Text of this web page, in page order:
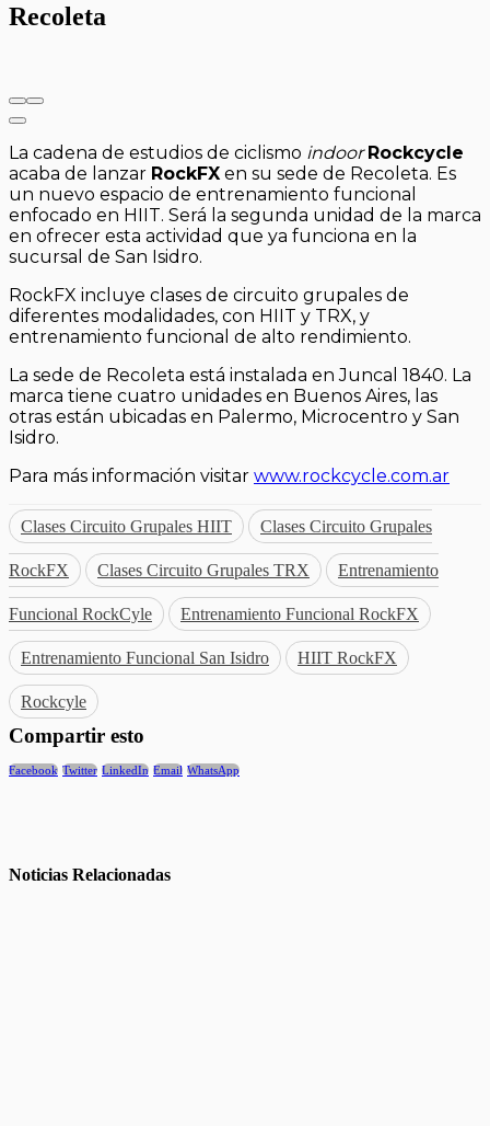
Recoleta
La cadena de estudios de ciclismo indoor Rockcycle
acaba de lanzar RockFX en su sede de Recoleta. Es
un nuevo espacio de entrenamiento funcional
enfocado en HIIT. Será la segunda unidad de la marca
en ofrecer esta actividad que ya funciona en la
sucursal de San Isidro.
RockFX incluye clases de circuito grupales de
diferentes modalidades, con HIIT y TRX, y
entrenamiento funcional de alto rendimiento.
La sede de Recoleta está instalada en Juncal 1840. La
marca tiene cuatro unidades en Buenos Aires, las
otras están ubicadas en Palermo, Microcentro y San
Isidro.
Para más información visitar www.rockcycle.com.ar
Clases Circuito Grupales HIIT Clases Circuito Grupales
RockFX Clases Circuito Grupales TRX Entrenamiento
Funcional RockCyle Entrenamiento Funcional RockFX
Entrenamiento Funcional San Isidro HIIT RockFX
Rockcyle
Compartir esto
Facebook Twitter LinkedIn Email WhatsApp
Noticias Relacionadas